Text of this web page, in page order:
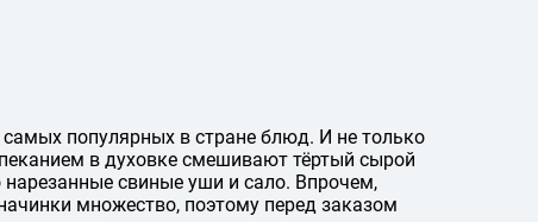
популярных в стране блюд. И не только
в духовке смешивают тёртый сырой
свиные уши и сало. Впрочем,
множество, поэтому перед заказом